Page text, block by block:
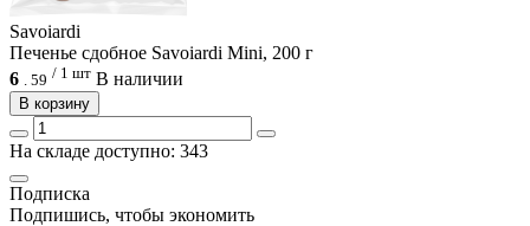
Savoiardi
Печенье сдобное Savoiardi Mini, 200 г
6 . 59 / 1 шт В наличии
В корзину
На складе доступно: 343
Подписка
Подпишись, чтобы экономить